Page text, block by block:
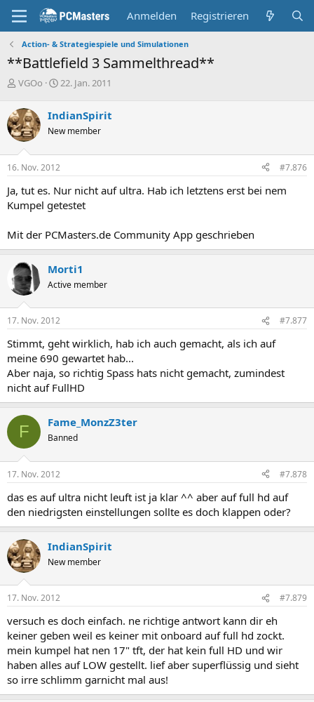
Anmelden Registrieren
Action- & Strategiespiele und Simulationen
**Battlefield 3 Sammelthread**
E
s
t
e
l
l
e
VGOo
E
t
e
l
t
m
22. Jan. 2011
IndianSpirit
New member
16. Nov. 2012 #7.876
Ja, tut es. Nur nicht auf ultra. Hab ich letztens erst bei nem
Kumpel getestet
Mit der PCMasters.de Community App geschrieben
Morti1
Active member
17. Nov. 2012 #7.877
Stimmt, geht wirklich, hab ich auch gemacht, als ich auf
meine 690 gewartet hab...
Aber naja, so richtig Spass hats nicht gemacht, zumindest
nicht auf FullHD
F Fame_MonzZ3ter
Banned
17. Nov. 2012 #7.878
das es auf ultra nicht leuft ist ja klar ^^ aber auf full hd auf
den niedrigsten einstellungen sollte es doch klappen oder?
IndianSpirit
New member
17. Nov. 2012 #7.879
versuch es doch einfach. ne richtige antwort kann dir eh
keiner geben weil es keiner mit onboard auf full hd zockt.
mein kumpel hat nen 17" tft, der hat kein full HD und wir
haben alles auf LOW gestellt. lief aber superflüssig und sieht
so irre schlimm garnicht mal aus!